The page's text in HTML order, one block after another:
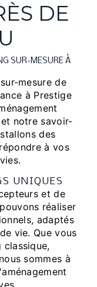
DE
SUR-MESURE À
mesure de
à Prestige
notre savoir-
des
à vos
UNIQUES
et de
réaliser
adaptés
vie. Que vous
classique,
sommes à